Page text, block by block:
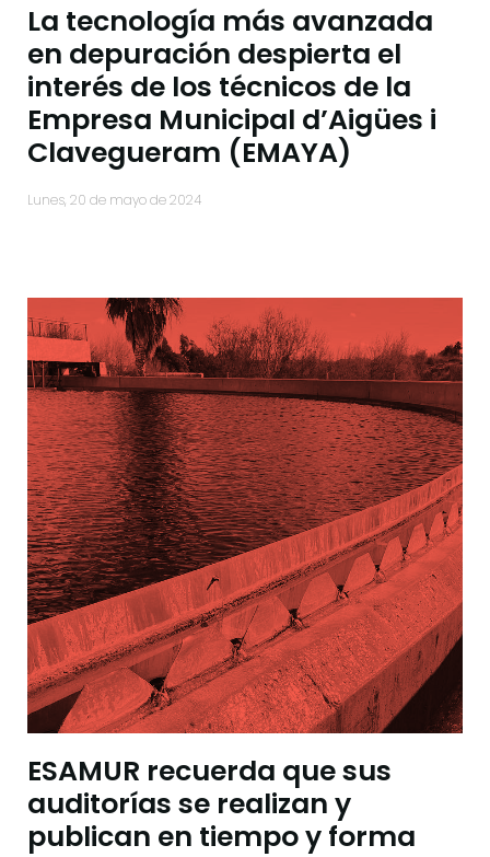
La tecnología más avanzada
en depuración despierta el
interés de los técnicos de la
Empresa Municipal d’Aigües i
Clavegueram (EMAYA)
lunes, 20 de mayo de 2024
ESAMUR recuerda que sus
auditorías se realizan y
publican en tiempo y forma